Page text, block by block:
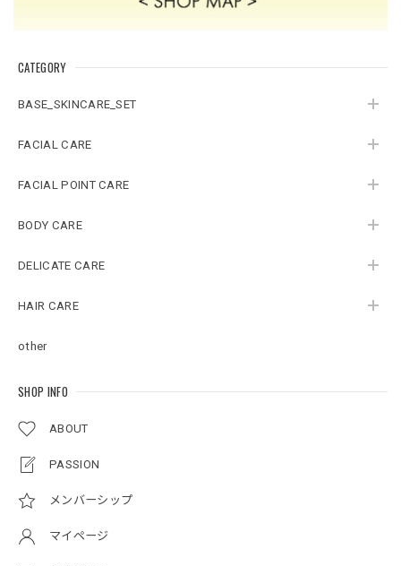
CATEGORY
BASE_SKINCARE_SET
FACIAL CARE
FACIAL POINT CARE
BODY CARE
DELICATE CARE
HAIR CARE
other
SHOP INFO
ABOUT
PASSION
メンバーシップ
マイページ